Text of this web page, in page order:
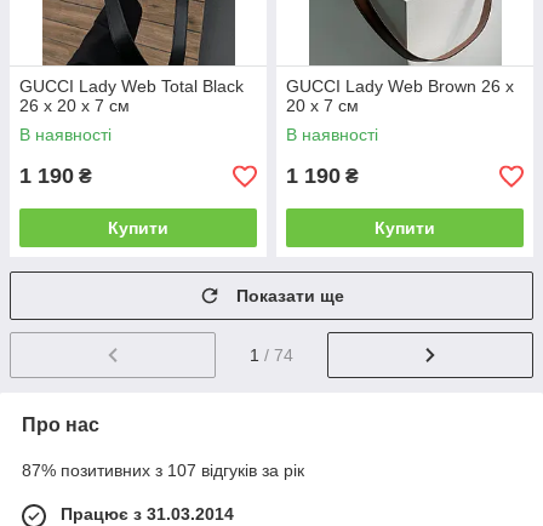
GUCCI Lady Web Total Black
26 х 20 х 7 см
В наявності
1 190 ₴
Купити
GUCCI Lady Web Brown 26 х
20 х 7 см
В наявності
1 190 ₴
Купити
Показати ще
1 / 74
Про нас
87% позитивних з 107 відгуків за рік
Працює з 31.03.2014